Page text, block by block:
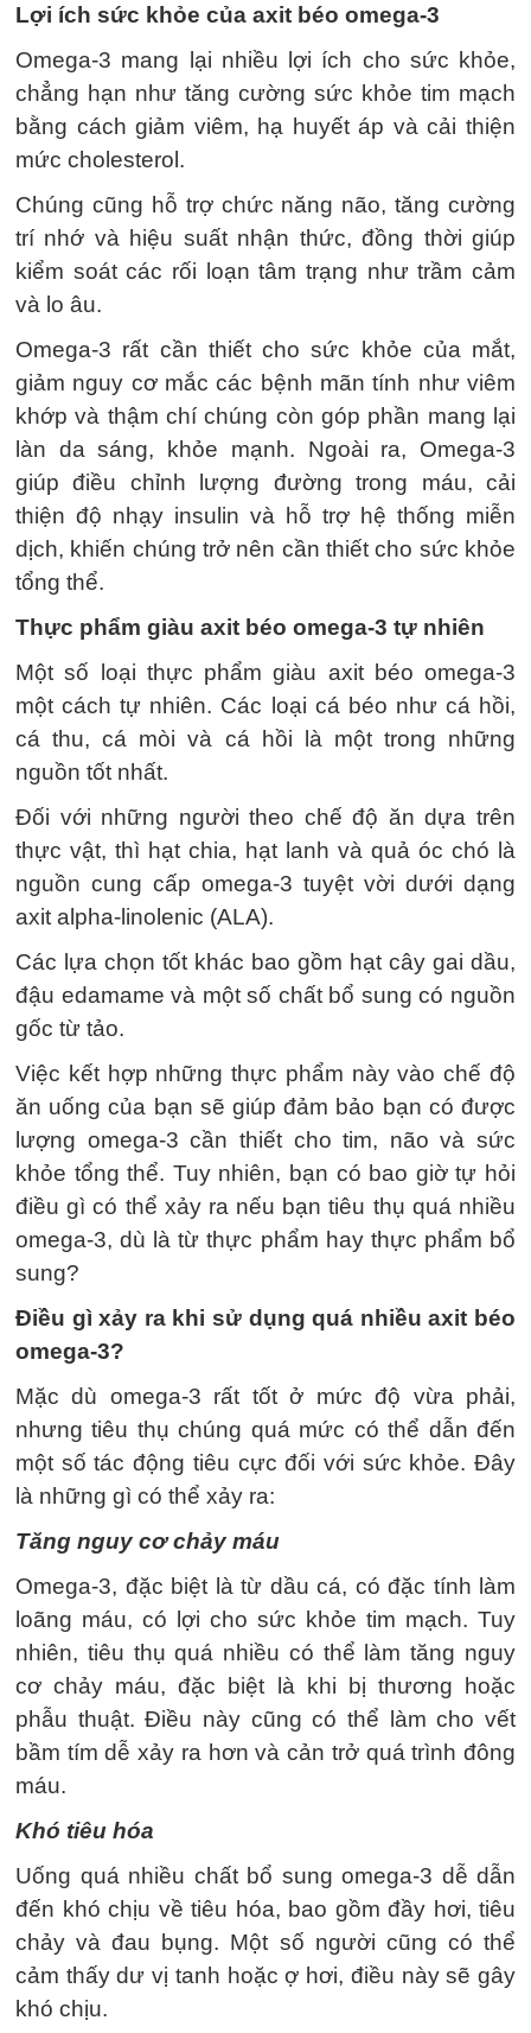
Lợi ích sức khỏe của axit béo omega-3
Omega-3 mang lại nhiều lợi ích cho sức khỏe,
chẳng hạn như tăng cường sức khỏe tim mạch
bằng cách giảm viêm, hạ huyết áp và cải thiện
mức cholesterol.
Chúng cũng hỗ trợ chức năng não, tăng cường
trí nhớ và hiệu suất nhận thức, đồng thời giúp
kiểm soát các rối loạn tâm trạng như trầm cảm
và lo âu.
Omega-3 rất cần thiết cho sức khỏe của mắt,
giảm nguy cơ mắc các bệnh mãn tính như viêm
khớp và thậm chí chúng còn góp phần mang lại
làn da sáng, khỏe mạnh. Ngoài ra, Omega-3
giúp điều chỉnh lượng đường trong máu, cải
thiện độ nhạy insulin và hỗ trợ hệ thống miễn
dịch, khiến chúng trở nên cần thiết cho sức khỏe
tổng thể.
Thực phẩm giàu axit béo omega-3 tự nhiên
Một số loại thực phẩm giàu axit béo omega-3
một cách tự nhiên. Các loại cá béo như cá hồi,
cá thu, cá mòi và cá hồi là một trong những
nguồn tốt nhất.
Đối với những người theo chế độ ăn dựa trên
thực vật, thì hạt chia, hạt lanh và quả óc chó là
nguồn cung cấp omega-3 tuyệt vời dưới dạng
axit alpha-linolenic (ALA).
Các lựa chọn tốt khác bao gồm hạt cây gai dầu,
đậu edamame và một số chất bổ sung có nguồn
gốc từ tảo.
Việc kết hợp những thực phẩm này vào chế độ
ăn uống của bạn sẽ giúp đảm bảo bạn có được
lượng omega-3 cần thiết cho tim, não và sức
khỏe tổng thể. Tuy nhiên, bạn có bao giờ tự hỏi
điều gì có thể xảy ra nếu bạn tiêu thụ quá nhiều
omega-3, dù là từ thực phẩm hay thực phẩm bổ
sung?
Điều gì xảy ra khi sử dụng quá nhiều axit béo
omega-3?
Mặc dù omega-3 rất tốt ở mức độ vừa phải,
nhưng tiêu thụ chúng quá mức có thể dẫn đến
một số tác động tiêu cực đối với sức khỏe. Đây
là những gì có thể xảy ra:
Tăng nguy cơ chảy máu
Omega-3, đặc biệt là từ dầu cá, có đặc tính làm
loãng máu, có lợi cho sức khỏe tim mạch. Tuy
nhiên, tiêu thụ quá nhiều có thể làm tăng nguy
cơ chảy máu, đặc biệt là khi bị thương hoặc
phẫu thuật. Điều này cũng có thể làm cho vết
bầm tím dễ xảy ra hơn và cản trở quá trình đông
máu.
Khó tiêu hóa
Uống quá nhiều chất bổ sung omega-3 dễ dẫn
đến khó chịu về tiêu hóa, bao gồm đầy hơi, tiêu
chảy và đau bụng. Một số người cũng có thể
cảm thấy dư vị tanh hoặc ợ hơi, điều này sẽ gây
khó chịu.